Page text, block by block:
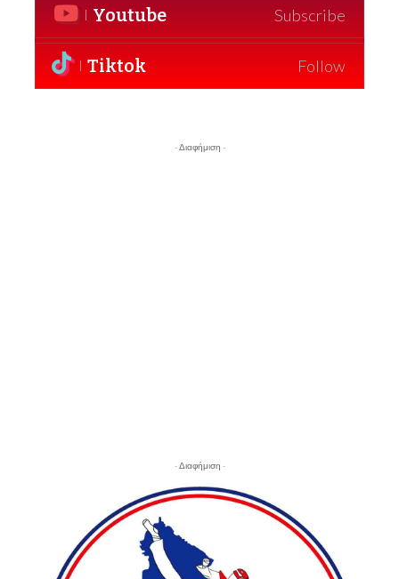
Youtube Subscribe
Tiktok Follow
- Διαφήμιση -
- Διαφήμιση -